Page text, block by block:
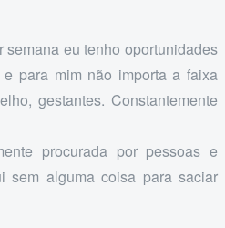
eu tenho oportunidades
para mim não importa a faixa
gestantes. Constantemente
procurada por pessoas e
sem alguma coisa para saciar